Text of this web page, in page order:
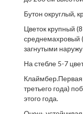
Бутон округлый,
Цветок крупный
среднемахровый
загнутыми
На стебле 5-7
Клаймбер.Первая
третьего года)
этого года.